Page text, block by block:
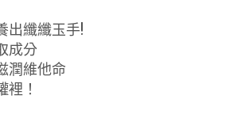
出纖纖玉手!
成分
潤維他命
裡！